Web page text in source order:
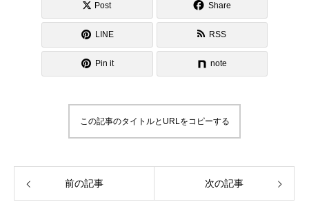
Post Share
LINE RSS
Pin it note
この記事のタイトルとURLをコピーする
前の記事 次の記事